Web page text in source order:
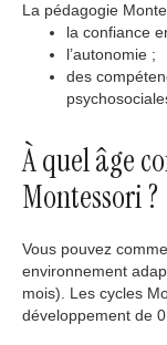
La pédagogie
la confiance
l’autonomie ;
des
À quel âge
Montessori ?
Vous pouvez
environnement
mois). Les cycles
développement de